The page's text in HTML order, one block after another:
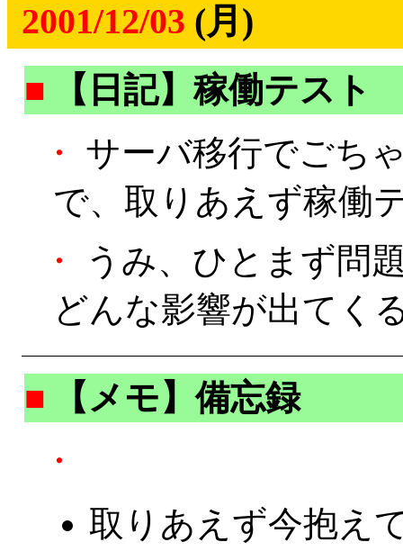
2001/12/03 (月)
■
【日記】稼働テスト
・
サーバ移行でごち
で、取りあえず稼働
・
うみ、ひとまず問
どんな影響が出てく
■
【メモ】備忘録
・
取りあえず今抱え